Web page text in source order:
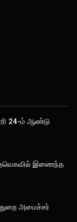
24-ம் ஆண்டு
தவெகவில் இணைந்த
அமைச்சர்